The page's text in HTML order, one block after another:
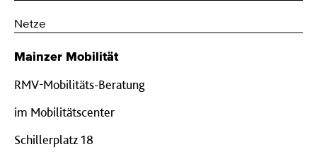
Netze
Mainzer Mobilität
RMV-Mobilitäts-Beratung
im Mobilitätscenter
Schillerplatz 18